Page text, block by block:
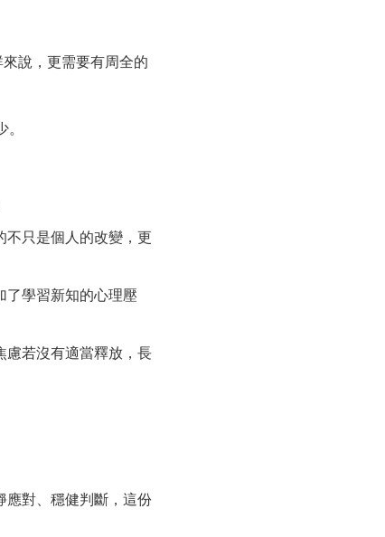
說，更需要有周全的
不只是個人的改變，更
了學習新知的心理壓
慮若沒有適當釋放，長
應對、穩健判斷，這份